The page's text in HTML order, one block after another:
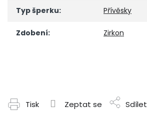
Typ šperku: Přívěsky
Zdobení: Zirkon
Tisk Zeptat se Sdílet